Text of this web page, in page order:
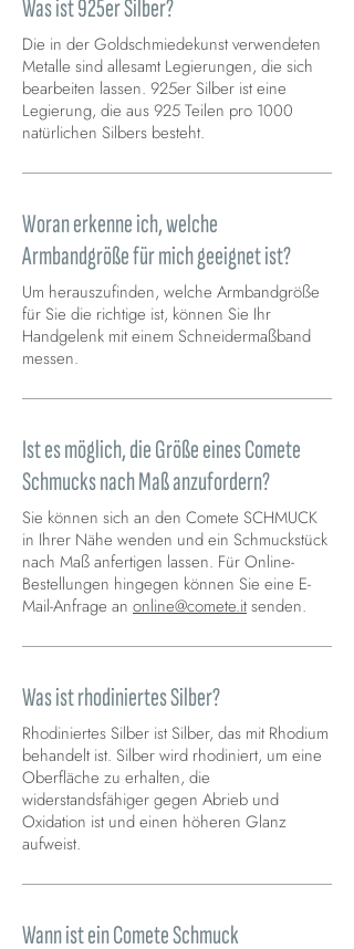
Was ist 925er Silber?
Die in der Goldschmiedekunst verwendeten
Metalle sind allesamt Legierungen, die sich
bearbeiten lassen. 925er Silber ist eine
Legierung, die aus 925 Teilen pro 1000
natürlichen Silbers besteht.
Woran erkenne ich, welche
Armbandgröße für mich geeignet ist?
Um herauszufinden, welche Armbandgröße
für Sie die richtige ist, können Sie Ihr
Handgelenk mit einem Schneidermaßband
messen.
Ist es möglich, die Größe eines Comete
Schmucks nach Maß anzufordern?
Sie können sich an den Comete SCHMUCK
in Ihrer Nähe wenden und ein Schmuckstück
nach Maß anfertigen lassen. Für Online-
Bestellungen hingegen können Sie eine E-
Mail-Anfrage an online@comete.itsenden.
Was ist rhodiniertes Silber?
Rhodiniertes Silber ist Silber, das mit Rhodium
behandelt ist. Silber wird rhodiniert, um eine
Oberfläche zu erhalten, die
widerstandsfähiger gegen Abrieb und
Oxidation ist und einen höheren Glanz
aufweist.
Wann ist ein Comete Schmuck